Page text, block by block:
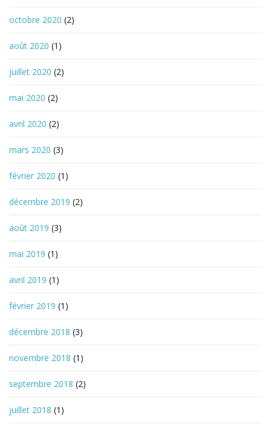
octobre 2020 (2)
août 2020 (1)
juillet 2020 (2)
mai 2020 (2)
avril 2020 (2)
mars 2020 (3)
février 2020 (1)
décembre 2019 (2)
août 2019 (3)
mai 2019 (1)
avril 2019 (1)
février 2019 (1)
décembre 2018 (3)
novembre 2018 (1)
septembre 2018 (2)
juillet 2018 (1)